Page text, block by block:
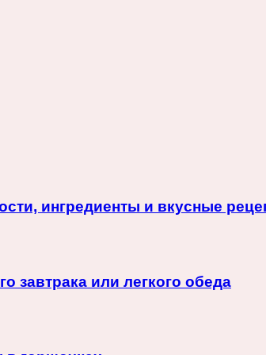
ингредиенты и вкусные
завтрака или легкого обеда